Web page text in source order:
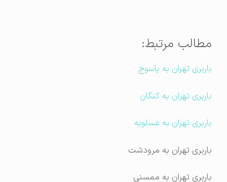
مطالب مرتبط:
باربری تهران به یاسوج
باربری تهران به کنگان
باربری تهران به عسلویه
باربری تهران به مرودشت
باربری تهران به ممسنی